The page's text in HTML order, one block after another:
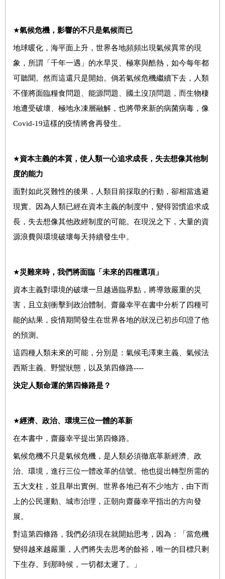
★氣候危機，影響的不只是氣候而已
地球暖化，海平面上升，世界各地頻頻出現氣候異常的現
象，所謂「千年一遇」的水旱災、極寒與酷熱，如今每年都
可聽聞。然而這還只是開始。倘若氣候危機繼續下去，人類
不僅將面臨糧食問題、能源問題、國土沒頂問題，而生物棲
地遭受破壞、極地永凍層融解，也將帶來新的病菌病毒，像
Covid-19這樣的疫情將會再發生。
★資本主義的本質，使人類一心追求成長，失去想像其他制
度的能力
面對如此災難性的後果，人類目前採取的行動，卻相當逃避
現實。因為人類已經在資本主義的制度中，變得習慣追求成
長，失去想像其他政經制度的可能。在現況之下，大量的資
源浪費與環境破壞每天持續發生中。
★災難來時，我們將面臨「未來的四種選項」
資本主義對環境的破壞一旦越過臨界點，將導致嚴重的災
害，且立刻衝擊到政治體制。齋藤幸平在書中分析了四種可
能的結果，疫情期間發生在世界各地的狀況已初步印證了他
的預測。
這四種人類未來的可能，分別是：氣候毛澤東主義、氣候法
西斯主義、野蠻狀態，以及第四條路----
決定人類命運的第四條路是？
★經濟、政治、環境三位一體的革新
在本書中，齋藤幸平提出第四條路。
氣候危機不只是氣候危機，是人類必須徹底革新經濟、政
治、環境，進行三位一體改革的信號。他也提出轉型所需的
五大支柱，並且舉出實例。世界各地已有不少地方，由下而
上的公民運動、城市治理，正朝向齋藤幸平指出的方向發
展。
對這第四條路，我們必須現在就開始思考，因為：「當危機
變得越來越嚴重，人們將失去思考的餘裕，唯一的目標只剩
下生存。到那時候，一切都太遲了。」